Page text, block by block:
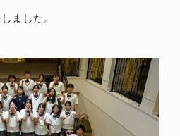
ました。